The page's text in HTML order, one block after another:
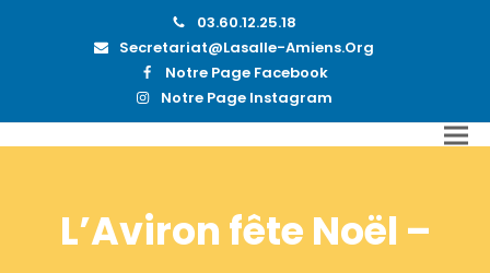
03.60.12.25.18
Secretariat@lasalle-Amiens.org
Notre Page Facebook
Notre Page Instagram
L’Aviron fête Noël –